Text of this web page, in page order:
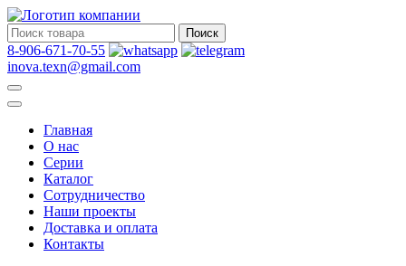
Поиск
8-906-671-70-55
inova.texn@gmail.com
Главная
О нас
Серии
Каталог
Сотрудничество
Наши проекты
Доставка и оплата
Контакты